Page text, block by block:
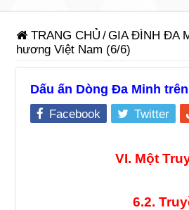
TRANG CHỦ /GIA ĐÌNH ĐA
hương Việt Nam (6/6)
Dấu ấn Dòng Đa Minh
Facebook Twitter
VI. Một
6.2.